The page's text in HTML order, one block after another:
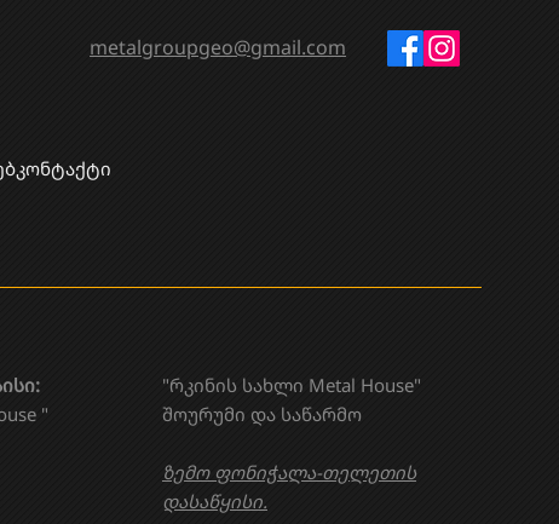
კონტაქტი
"რკინის სახლი Metal House"
შოურუმი და საწარმო
ზემო ფონიჭალა-თელეთის
დასაწყისი.
"
metalgroupgeo@gmail.com